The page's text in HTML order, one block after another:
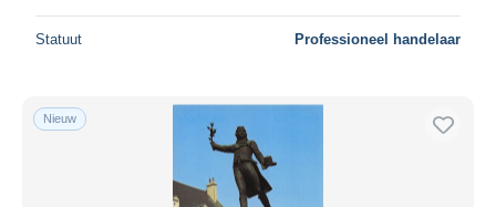
Statuut Professioneel handelaar
Nieuw